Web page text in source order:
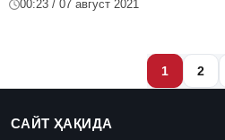
00:23 / 07 август 2021
1 2
САЙТ ҲАҚИДА